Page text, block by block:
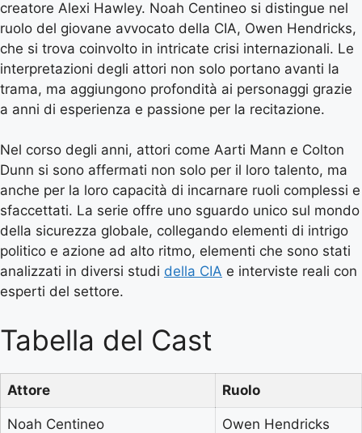
creatore Alexi Hawley. Noah Centineo si distingue nel
ruolo del giovane avvocato della CIA, Owen Hendricks,
che si trova coinvolto in intricate crisi internazionali. Le
interpretazioni degli attori non solo portano avanti la
trama, ma aggiungono profondità ai personaggi grazie
a anni di esperienza e passione per la recitazione.
Nel corso degli anni, attori come Aarti Mann e Colton
Dunn si sono affermati non solo per il loro talento, ma
anche per la loro capacità di incarnare ruoli complessi e
sfaccettati. La serie offre uno sguardo unico sul mondo
della sicurezza globale, collegando elementi di intrigo
politico e azione ad alto ritmo, elementi che sono stati
analizzati in diversi studi della CIA e interviste reali con
esperti del settore.
Tabella del Cast
Attore Ruolo
Noah Centineo Owen Hendricks